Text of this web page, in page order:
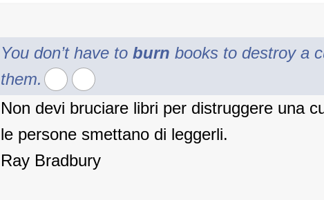
You don’t have to burn books to destroy a
them.
Non devi bruciare libri per distruggere una
le persone smettano di leggerli.
Ray Bradbury